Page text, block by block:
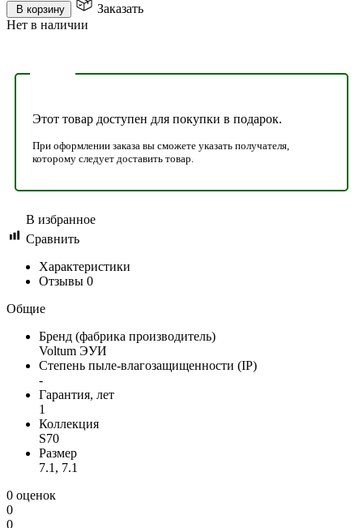
В корзину
Заказать
Нет в наличии
Этот товар доступен для покупки в подарок.
При оформлении заказа вы сможете указать получателя,
которому следует доставить товар.
В избранное
Сравнить
Характеристики
Отзывы 0
Общие
Бренд (фабрика производитель)
Voltum ЭУИ
Степень пыле-влагозащищенности (IP)
-
Гарантия, лет
1
Коллекция
S70
Размер
7.1, 7.1
0 оценок
0
0